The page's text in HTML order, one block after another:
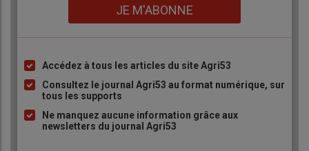
JE M'ABONNE
Liste
à
puce
Accédez à tous les articles du site Agri53
Consultez le journal Agri53 au format numérique, sur
tous les supports
Ne manquez aucune information grâce aux
newsletters du journal Agri53